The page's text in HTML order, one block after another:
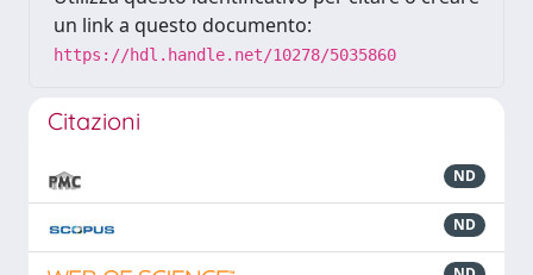
un link a questo documento:
https://hdl.handle.net/10278/5035860
Citazioni
ND
ND